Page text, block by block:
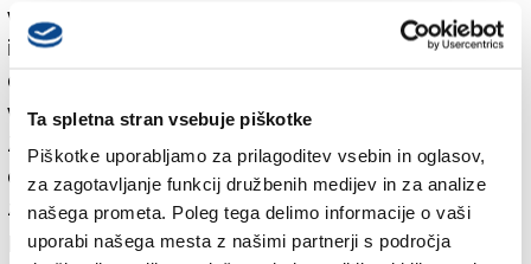
Ta spletna stran vsebuje piškotke
Piškotke uporabljamo za prilagoditev vsebin in oglasov,
za zagotavljanje funkcij družbenih medijev in za analize
našega prometa. Poleg tega delimo informacije o vaši
uporabi našega mesta z našimi partnerji s področja
v lanskem letu ustvarila 1.013.415,31 evra dobička, ki
izhaja v glavnem iz rednega poslovanja, saj se je
dodatno okrepila neodvisnost od marže poslovanja z
vrednostnimi papirji, ki je manjša za 2,5 milijona evrov.
Za 18 milijonov evrov se je povečalo vlaganje v bolj
dobičkonosne produkte, skupni depoziti so se zvišali
za 16 milijonov, banka je pridobila nove stranke,
posojila so se zmanjšala za osem milijonov, skupna